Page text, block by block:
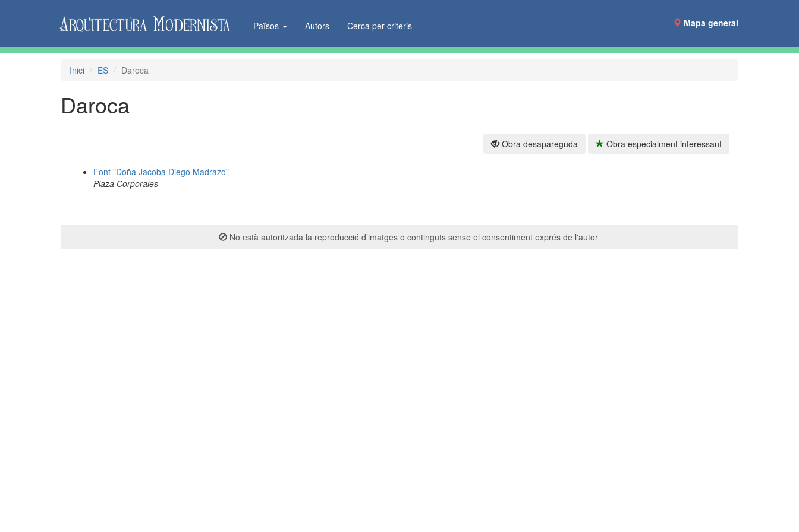
Països Autors Cerca per criteris Mapa general
Inici ES Daroca
Daroca
Obra desapareguda Obra especialment interessant
Font "Doña Jacoba Diego Madrazo"
Plaza Corporales
No està autoritzada la reproducció d’imatges o continguts sense el consentiment exprés de l'autor